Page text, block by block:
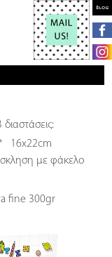
* 16x22cm
με φάκελο
fine 300gr